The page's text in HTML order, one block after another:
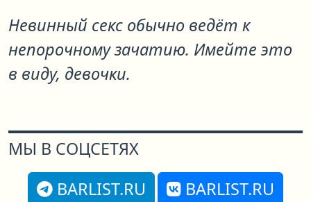
Невинный секс обычно ведёт к
непорочному зачатию. Имейте это
в виду, девочки.
МЫ В СОЦСЕТЯХ
BARLIST.RU
BARLIST.RU